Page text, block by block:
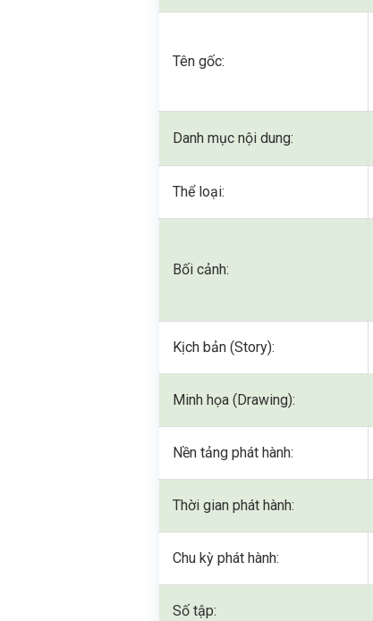
Tên gốc:
Danh mục nội dung:
Thể loại:
Bối cảnh:
Kịch bản (Story):
Minh họa (Drawing):
Nền tảng phát hành:
Thời gian phát hành:
Chu kỳ phát hành:
Số tập: